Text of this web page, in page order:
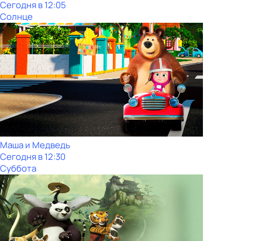
Сегодня в 12:05
Солнце
Маша и Медведь
Сегодня в 12:30
Суббота